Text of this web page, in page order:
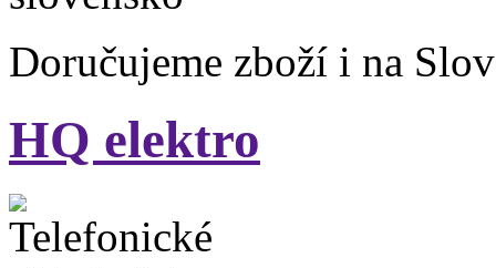
Doručujeme zboží i na
HQ elektro